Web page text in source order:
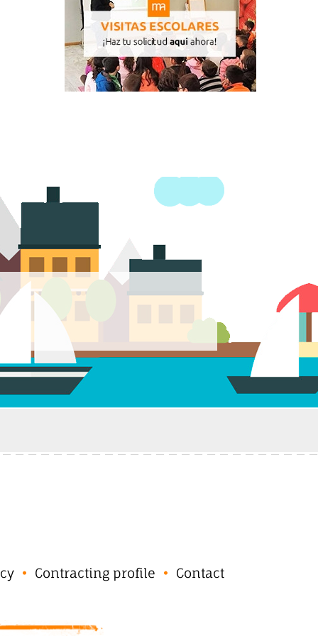
Contracting profile Contact